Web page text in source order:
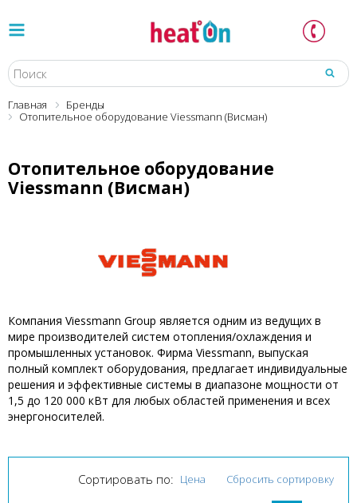
Главная
Бренды
Отопительное оборудование Viessmann (Висман)
Отопительное оборудование
Viessmann (Висман)
Компания Viessmann Group является одним из ведущих в
мире производителей систем отопления/охлаждения и
промышленных установок. Фирма Viessmann, выпуская
полный комплект оборудования, предлагает индивидуальные
решения и эффективные системы в диапазоне мощности от
1,5 до 120 000 кВт для любых областей применения и всех
энергоносителей.
Сортировать по: Цена Сбросить сортировку